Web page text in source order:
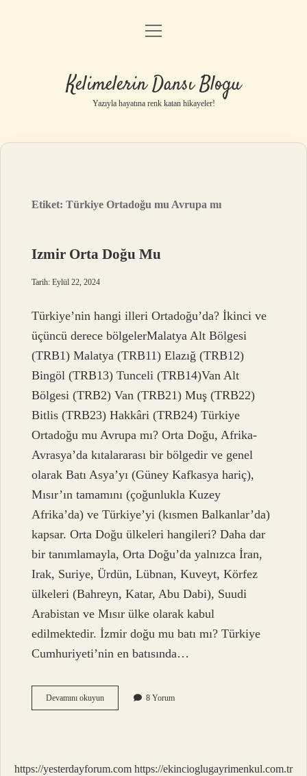
Anasayfa
Yasal Uyarı
menüyü
Kelimelerin Dansı Blogu
Yazıyla hayatına renk katan hikayeler!
Etiket:Türkiye Ortadoğu mu Avrupa mı
Izmir Orta Doğu Mu
Tarih: Eylül 22, 2024
Türkiye’nin hangi illeri Ortadoğu’da? İkinci ve
üçüncü derece bölgelerMalatya Alt Bölgesi
(TRB1) Malatya (TRB11) Elazığ (TRB12)
Bingöl (TRB13) Tunceli (TRB14)Van Alt
Bölgesi (TRB2) Van (TRB21) Muş (TRB22)
Bitlis (TRB23) Hakkâri (TRB24) Türkiye
Ortadoğu mu Avrupa mı? Orta Doğu, Afrika-
Avrasya’da kıtalararası bir bölgedir ve genel
olarak Batı Asya’yı (Güney Kafkasya hariç),
Mısır’ın tamamını (çoğunlukla Kuzey
Afrika’da) ve Türkiye’yi (kısmen Balkanlar’da)
kapsar. Orta Doğu ülkeleri hangileri? Daha dar
bir tanımlamayla, Orta Doğu’da yalnızca İran,
Irak, Suriye, Ürdün, Lübnan, Kuveyt, Körfez
ülkeleri (Bahreyn, Katar, Abu Dabi), Suudi
Arabistan ve Mısır ülke olarak kabul
edilmektedir. İzmir doğu mu batı mı? Türkiye
Cumhuriyeti’nin en batısında…
Devamını okuyunIzmir
Orta
8 Yorum
https://yesterdayforum.com https://ekincioglugayrimenkul.com.tr